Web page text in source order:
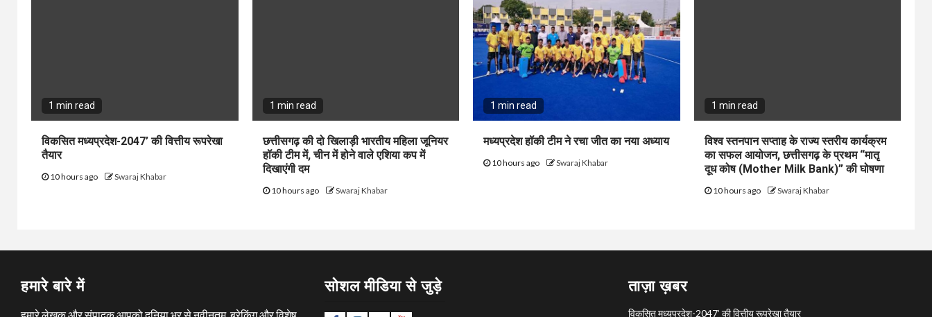
1 min read
विकसित मध्यप्रदेश-2047’ की वित्तीय रूपरेखा
तैयार
10 hours ago Swaraj Khabar
1 min read
छत्तीसगढ़ की दो खिलाड़ी भारतीय महिला जूनियर
हॉकी टीम में, चीन में होने वाले एशिया कप में
दिखाएंगी दम
10 hours ago Swaraj Khabar
1 min read
मध्यप्रदेश हॉकी टीम ने रचा जीत का नया अध्याय
10 hours ago Swaraj Khabar
1 min read
विश्व स्तनपान सप्ताह के राज्य स्तरीय कार्यक्रम
का सफल आयोजन, छत्तीसगढ़ के प्रथम “मातृ
दूध कोष (Mother Milk Bank)” की घोषणा
10 hours ago Swaraj Khabar
हमारे बारे में सोशल मीडिया से जुड़े ताज़ा ख़बर
विकसित मध्यप्रदेश-2047’ की वित्तीय रूपरेखा तैयार